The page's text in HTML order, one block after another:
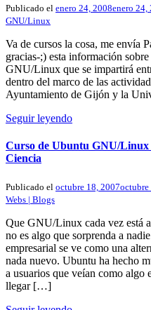
Publicado el enero 24, 2008enero 24,
GNU/Linux
Va de cursos la cosa, me envía
gracias-;) esta información
GNU/Linux que se impartirá
dentro del marco de las
Ayuntamiento de Gijón y la
Seguir leyendo
Curso de Ubuntu GNU/
Ciencia
Publicado el octubre 18, 2007octubre
Webs | Blogs
Que GNU/Linux cada vez está
no es algo que sorprenda a
empresarial se ve como una
nada nuevo. Ubuntu ha hecho
a usuarios que veían como
llegar […]